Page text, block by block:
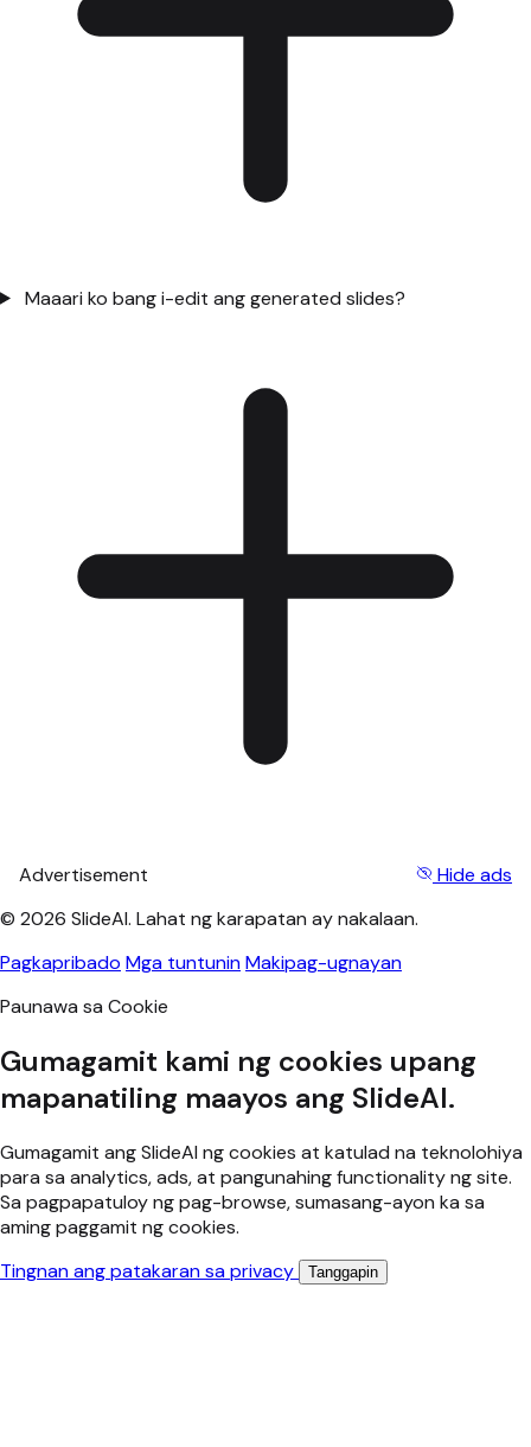
Maaari ko bang i-edit ang generated slides?
Advertisement
Hide ads
© 2026 SlideAI. Lahat ng karapatan ay nakalaan.
Pagkapribado Mga tuntuninMakipag-ugnayan
Paunawa sa Cookie
Gumagamit kami ng cookies upang
mapanatiling maayos ang SlideAI.
Gumagamit ang SlideAI ng cookies at katulad na teknolohiya
para sa analytics, ads, at pangunahing functionality ng site.
Sa pagpapatuloy ng pag-browse, sumasang-ayon ka sa
aming paggamit ng cookies.
Tingnan ang patakaran sa privacy
Tanggapin